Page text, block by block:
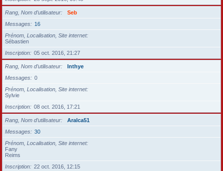
Rang, Nom d’utilisateur
Seb
Messages
16
Prénom, Localisation, Site internet
Sébastien
Inscription
05 oct. 2016, 21:27
Rang, Nom d’utilisateur
Inthye
Messages
0
Prénom, Localisation, Site internet
Sylvie
Inscription
08 oct. 2016, 17:21
Rang, Nom d’utilisateur
Aralca51
Messages
30
Prénom, Localisation, Site internet
Fany
Reims
Inscription
22 oct. 2016, 12:15